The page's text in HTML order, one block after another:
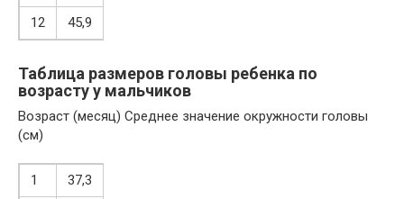
12 45,9
Таблица размеров головы ребенка по
возрасту у мальчиков
Возраст (месяц) Среднее значение окружности головы
(см)
1
37,3